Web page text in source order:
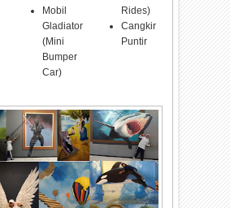
Mobil
Gladiator
(Mini
Bumper
Car)
Rides)
Cangkir
Puntir